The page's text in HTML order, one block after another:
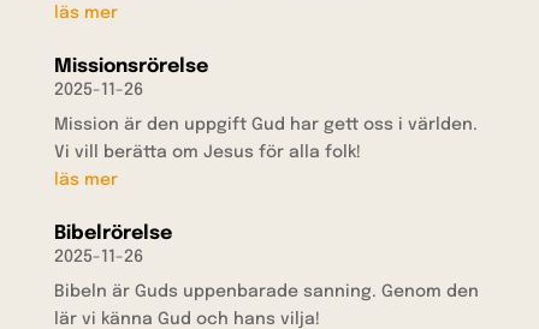
läs mer
Missionsrörelse
2025-11-26
Mission är den uppgift Gud har gett oss i världen.
Vi vill berätta om Jesus för alla folk!
läs mer
Bibelrörelse
2025-11-26
Bibeln är Guds uppenbarade sanning. Genom den
lär vi känna Gud och hans vilja!